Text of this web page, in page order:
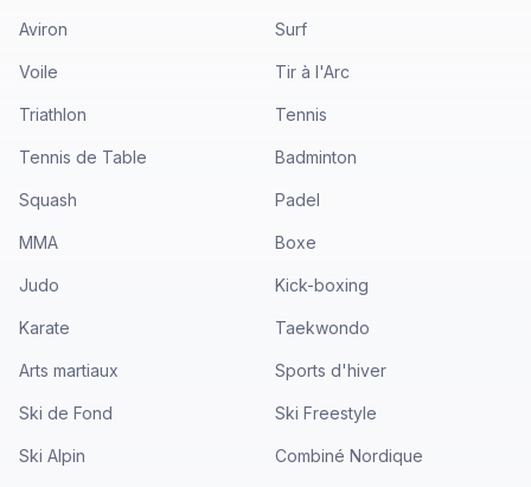
Aviron Surf
Voile Tir à l'Arc
Triathlon Tennis
Tennis de Table Badminton
Squash Padel
MMA Boxe
Judo Kick-boxing
Karate Taekwondo
Arts martiaux Sports d'hiver
Ski de Fond Ski Freestyle
Ski Alpin Combiné Nordique